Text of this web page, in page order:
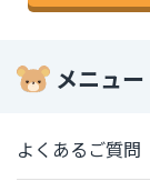
メニュー
よくあるご質問